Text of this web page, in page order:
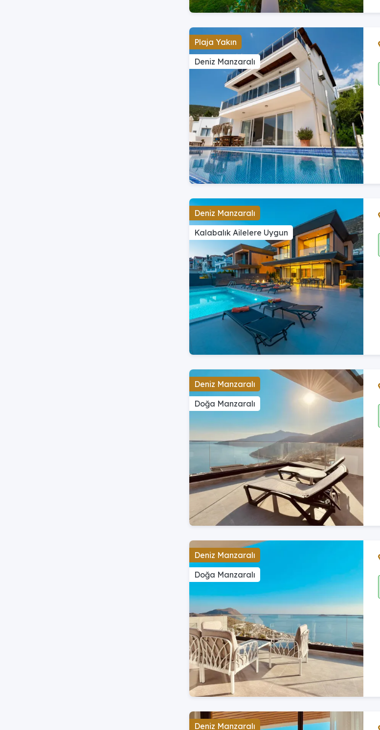
Plaja Yakın
Deniz Manzaralı
Deniz Manzaralı
Kalabalık Ailelere Uygun
Deniz Manzaralı
Doğa Manzaralı
Deniz Manzaralı
Doğa Manzaralı
Deniz Manzaralı